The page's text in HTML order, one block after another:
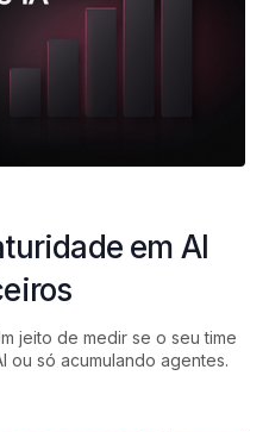
em AI
jeito de medir se o seu time
ou só acumulando agentes.